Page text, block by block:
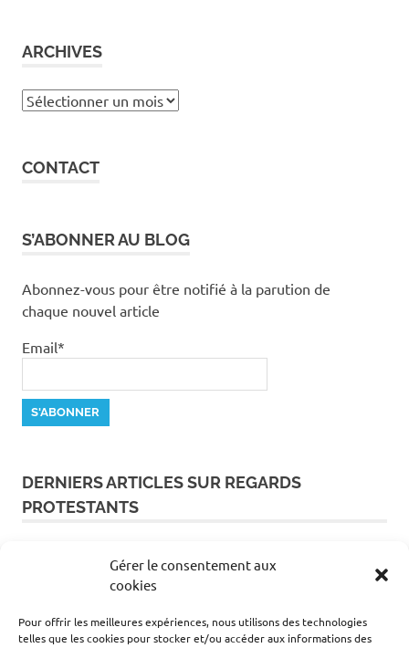
Gérer le consentement aux
cookies
Pour offrir les meilleures expériences, nous utilisons des technologies
telles que les cookies pour stocker et/ou accéder aux informations des
ARCHIVES
Archives
CONTACT
S’ABONNER AU BLOG
Abonnez-vous pour être notifié à la parution de
chaque nouvel article
Email*
DERNIERS ARTICLES SUR REGARDS
PROTESTANTS
L’épidémie d’Ebola accélère en RDC
Partez à la découverte du Paris protestant !